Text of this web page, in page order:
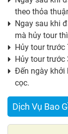
theo thỏa
Ngay sau khi
mà hủy tour
Hủy tour trước
Hủy tour trước
Đến ngày khởi
cọc.
Dịch Vụ Bao